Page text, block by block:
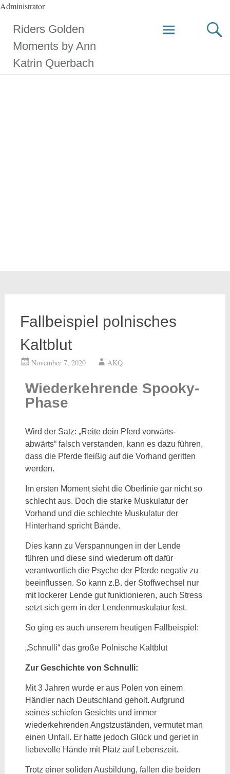
Administrator
Riders Golden
Moments by Ann
Katrin Querbach
Fallbeispiel polnisches
Kaltblut
November 7, 2020 AKQ
Wiederkehrende Spooky-
Phase
Wird der Satz: „Reite dein Pferd vorwärts-
abwärts“ falsch verstanden, kann es dazu führen,
dass die Pferde fleißig auf die Vorhand geritten
werden.
Im ersten Moment sieht die Oberlinie gar nicht so
schlecht aus. Doch die starke Muskulatur der
Vorhand und die schlechte Muskulatur der
Hinterhand spricht Bände.
Dies kann zu Verspannungen in der Lende
führen und diese sind wiederum oft dafür
verantwortlich die Psyche der Pferde negativ zu
beeinflussen. So kann z.B. der Stoffwechsel nur
mit lockerer Lende gut funktionieren, auch Stress
setzt sich gern in der Lendenmuskulatur fest.
So ging es auch unserem heutigen Fallbeispiel:
„Schnulli“ das große Polnische Kaltblut
Zur Geschichte von Schnulli:
Mit 3 Jahren wurde er aus Polen von einem
Händler nach Deutschland geholt. Aufgrund
seines schiefen Gesichts und immer
wiederkehrenden Angstzuständen, vermutet man
einen Unfall. Er hatte jedoch Glück und geriet in
liebevolle Hände mit Platz auf Lebenszeit.
Trotz einer soliden Ausbildung, fallen die beiden